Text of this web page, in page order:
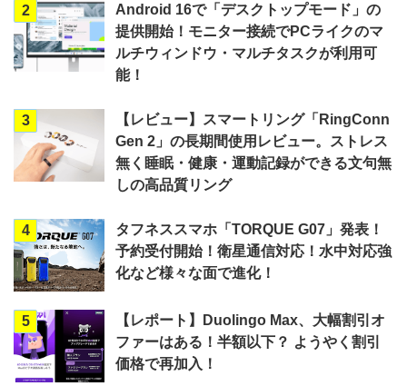
2
Android 16で「デスクトップモード」の
提供開始！モニター接続でPCライクのマ
ルチウィンドウ・マルチタスクが利用可
能！
3
【レビュー】スマートリング「RingConn
Gen 2」の長期間使用レビュー。ストレス
無く睡眠・健康・運動記録ができる文句無
しの高品質リング
4
タフネススマホ「TORQUE G07」発表！
予約受付開始！衛星通信対応！水中対応強
化など様々な面で進化！
5
【レポート】Duolingo Max、大幅割引オ
ファーはある！半額以下？ ようやく割引
価格で再加入！